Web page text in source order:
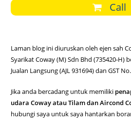
Call
Laman blog ini diuruskan oleh ejen sah
Syarikat Coway (M) Sdn Bhd (735420-H)
Jualan Langsung (AJL 931694) dan GST
Jika anda bercadang untuk memiliki
udara Coway atau Tilam dan Aircond
hubungi saya untuk saya hantarkan